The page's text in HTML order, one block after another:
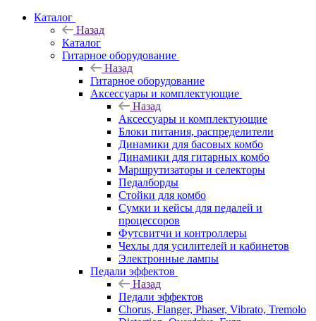
Каталог
Назад
Каталог
Гитарное оборудование
Назад
Гитарное оборудование
Аксессуары и комплектующие
Назад
Аксессуары и комплектующие
Блоки питания, распределители
Динамики для басовых комбо
Динамики для гитарных комбо
Маршрутизаторы и селекторы
Педалборды
Стойки для комбо
Сумки и кейсы для педалей и
процессоров
Футсвитчи и контроллеры
Чехлы для усилителей и кабинетов
Электронные лампы
Педали эффектов
Назад
Педали эффектов
Chorus, Flanger, Phaser, Vibrato, Tremolo